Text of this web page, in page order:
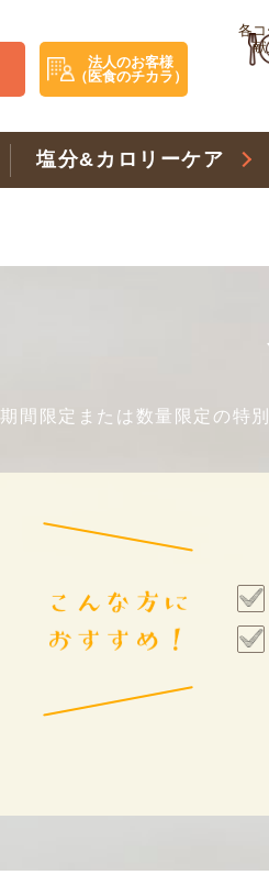
法人のお客様
（医食のチカラ）
各コ
塩分&カロリーケア
期間限定または数量限定の特